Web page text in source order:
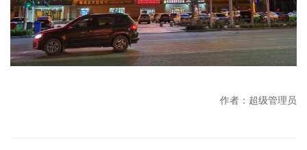
作者：超级管理员